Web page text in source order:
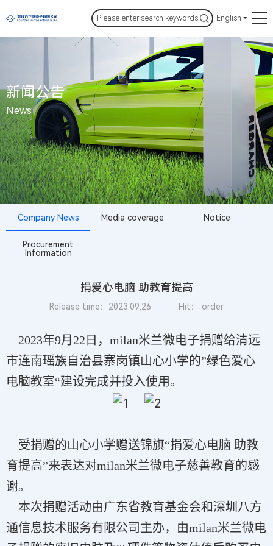
English
新闻公告
News
Company News Media coverage Notice
Procurement
Information
捐爱心电脑 助教育提高
Release time：2023.09.26 Hit： order
2023年9月22日，milan米兰微电子捐赠给清远
市连南瑶族自治县寨岗镇山心小学的”绿色爱心
电脑教室“建设完成并投入使用。
受捐赠的山心小学赠送锦旗“捐爱心电脑 助教
育提高”来表达对milan米兰微电子慈善教育的感
谢。
本次捐赠活动由广东省教育基金会和深圳八方
通信息技术服务有限公司主办，由milan米兰微电